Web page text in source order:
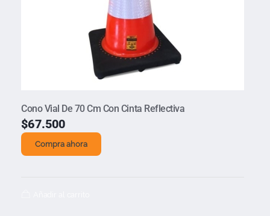
Cono Vial De 70 Cm Con Cinta Reflectiva
$67.500
Compra ahora